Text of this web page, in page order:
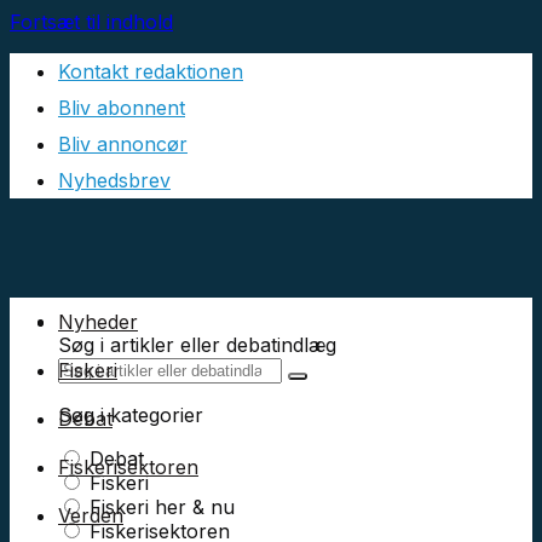
Fortsæt til indhold
Kontakt redaktionen
Bliv abonnent
Bliv annoncør
Nyhedsbrev
Søg i artikler eller debatindlæg
Søg i kategorier
Debat
Fiskeri
Fiskeri her & nu
Fiskerisektoren
Nyheder
Fiskeri
Debat
Fiskerisektoren
Verden